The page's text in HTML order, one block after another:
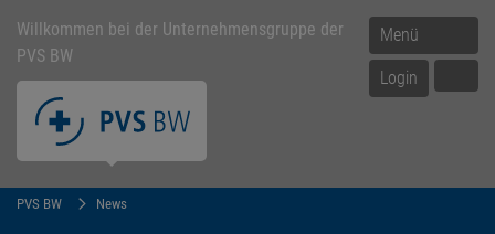
Menü
Login
Willkommen bei der Unternehmensgruppe der
PVS BW
PVS BW News